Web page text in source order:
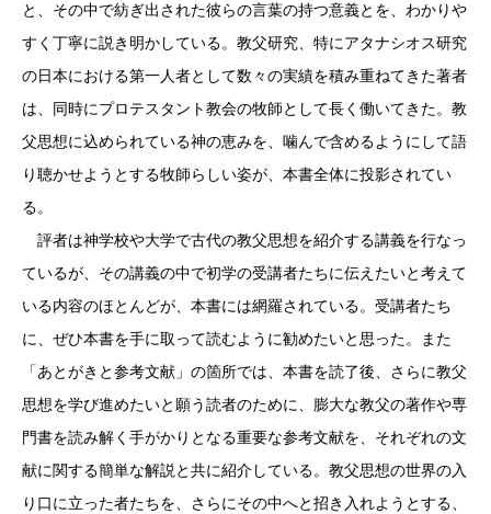
と、その中で紡ぎ出された彼らの言葉の持つ意義とを、わかりや
すく丁寧に説き明かしている。教父研究、特にアタナシオス研究
の日本における第一人者として数々の実績を積み重ねてきた著者
は、同時にプロテスタント教会の牧師として長く働いてきた。教
父思想に込められている神の恵みを、噛んで含めるようにして語
り聴かせようとする牧師らしい姿が、本書全体に投影されてい
る。
評者は神学校や大学で古代の教父思想を紹介する講義を行なっ
ているが、その講義の中で初学の受講者たちに伝えたいと考えて
いる内容のほとんどが、本書には網羅されている。受講者たち
に、ぜひ本書を手に取って読むように勧めたいと思った。また
「あとがきと参考文献」の箇所では、本書を読了後、さらに教父
思想を学び進めたいと願う読者のために、膨大な教父の著作や専
門書を読み解く手がかりとなる重要な参考文献を、それぞれの文
献に関する簡単な解説と共に紹介している。教父思想の世界の入
り口に立った者たちを、さらにその中へと招き入れようとする、